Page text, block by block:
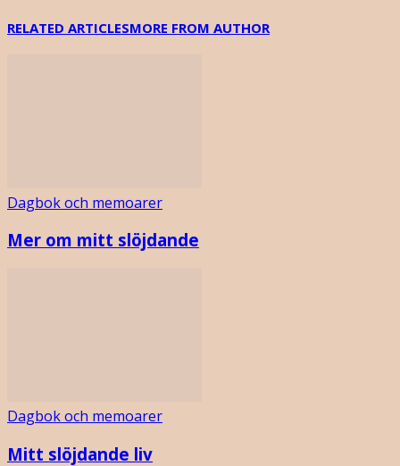
RELATED ARTICLESMORE FROM AUTHOR
Dagbok och memoarer
Mer om mitt slöjdande
Dagbok och memoarer
Mitt slöjdande liv